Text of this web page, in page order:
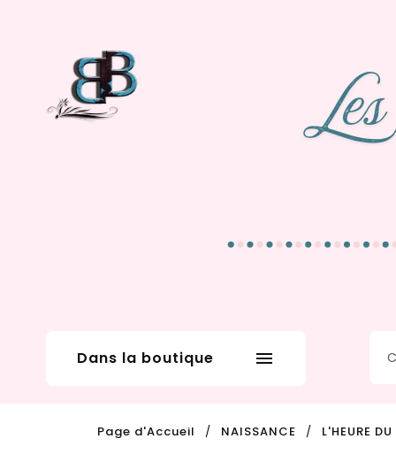
Dans la boutique 
Page d'Accueil NAISSANCE L'HEURE